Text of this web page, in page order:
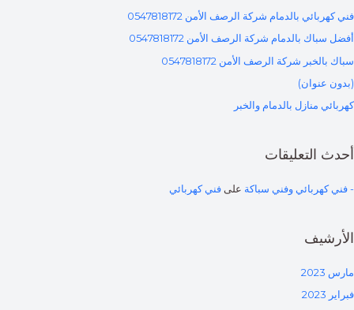
h
f
o
r
:
فني كهربائي بالدمام شركة الرصف الأمن 0547818172
أفضل سباك بالدمام شركة الرصف الأمن 0547818172
سباك بالخبر شركة الرصف الأمن 0547818172
(بدون عنوان)
كهربائي منازل بالدمام والخبر
أحدث التعليقات
- فني كهربائي وفني سباكة على فني كهربائي
الأرشيف
مارس 2023
فبراير 2023